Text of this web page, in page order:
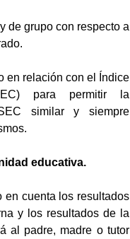
de grupo con respecto a
en relación con el Índice
para permitir la
similar y siempre
educativa.
en cuenta los resultados
y los resultados de la
al padre, madre o tutor